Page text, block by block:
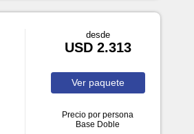
desde
USD 2.313
Ver paquete
Precio por persona
Base Doble